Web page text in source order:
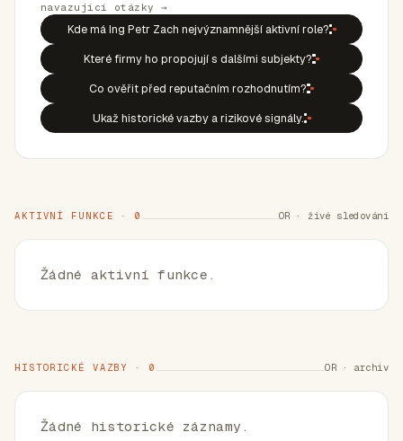
navazující otázky →
Kde má Ing Petr Zach nejvýznamnější aktivní role?
Které firmy ho propojují s dalšími subjekty?
Co ověřit před reputačním rozhodnutím?
Ukaž historické vazby a rizikové signály.
AKTIVNÍ FUNKCE · 0 OR · živé sledování
Žádné aktivní funkce.
HISTORICKÉ VAZBY · 0 OR · archiv
Žádné historické záznamy.